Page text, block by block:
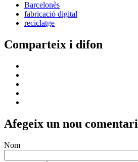
Barcelonès
fabricació digital
reciclatge
Comparteix i difon
Afegeix un nou comentari
Nom